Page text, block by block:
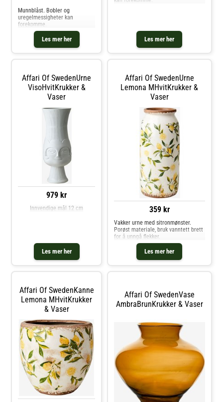
Les mer her
Munnblåst. Bobler og
uregelmessigheter kan
forekomme.
Les mer her
Affari Of SwedenUrne
VisoHvitKrukker &
Vaser
979 kr
Les mer her
Innvendige mål 12 cm
Affari Of SwedenUrne
Lemona MHvitKrukker &
Vaser
359 kr
Les mer her
Vakker urne med sitronmønster.
Porøst materiale, bruk vanntett brett
for å unngå flekker.
Affari Of SwedenKanne
Lemona MHvitKrukker
& Vaser
Affari Of SwedenVase
AmbraBrunKrukker & Vaser